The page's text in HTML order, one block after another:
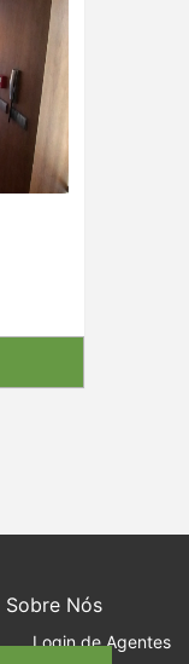
Sobre Nós
Login de Agentes